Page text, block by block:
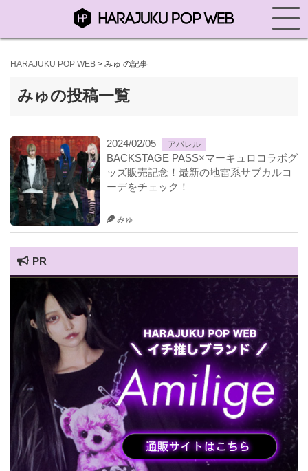
HARAJUKU POP WEB > みゅ の記事
みゅの投稿一覧
2024/02/05 アパレル
BACKSTAGE PASS×マーキュロコラボグ
ッズ販売記念！最新の地雷系サブカルコ
ーデをチェック！
みゅ
PR
HARAJUKU POP TV